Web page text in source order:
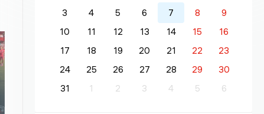
3
4 5 6 7 8
9
10
11 12 13 14 15
16
17
18 19 20 21 22
23
24
25 26 27 28 29
30
31
1 2 3 4 5 6